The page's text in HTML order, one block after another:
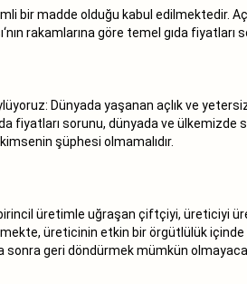
bir madde olduğu kabul edilmektedir.
rakamlarına göre temel gıda fiyatları
Dünyada yaşanan açlık ve
fiyatları sorunu, dünyada ve
şüphesi olmamalıdır.
üretimle uğraşan çiftçiyi, üreticiyi
üreticinin etkin bir örgütlülük içinde
geri döndürmek mümkün